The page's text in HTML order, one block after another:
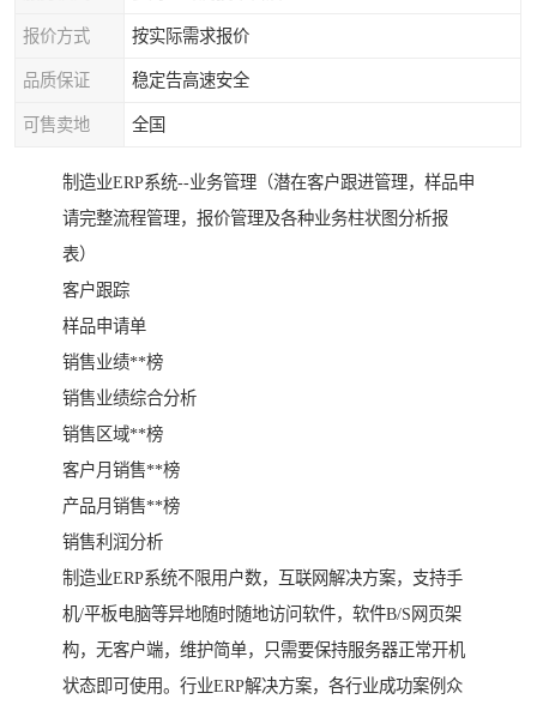
报价方式 按实际需求报价
品质保证 稳定告高速安全
可售卖地 全国
制造业ERP系统--业务管理（潜在客户跟进管理，样品申
请完整流程管理，报价管理及各种业务柱状图分析报
表）
客户跟踪
样品申请单
销售业绩**榜
销售业绩综合分析
销售区域**榜
客户月销售**榜
产品月销售**榜
销售利润分析
制造业ERP系统不限用户数，互联网解决方案，支持手
机/平板电脑等异地随时随地访问软件，软件B/S网页架
构，无客户端，维护简单，只需要保持服务器正常开机
状态即可使用。行业ERP解决方案，各行业成功案例众